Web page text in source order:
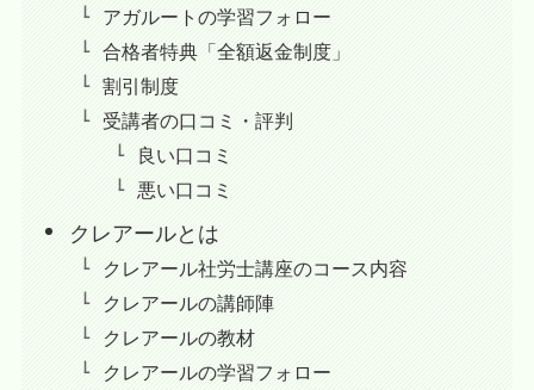
アガルートの学習フォロー
合格者特典「全額返金制度」
割引制度
受講者の口コミ・評判
良い口コミ
悪い口コミ
クレアールとは
クレアール社労士講座のコース内容
クレアールの講師陣
クレアールの教材
クレアールの学習フォロー